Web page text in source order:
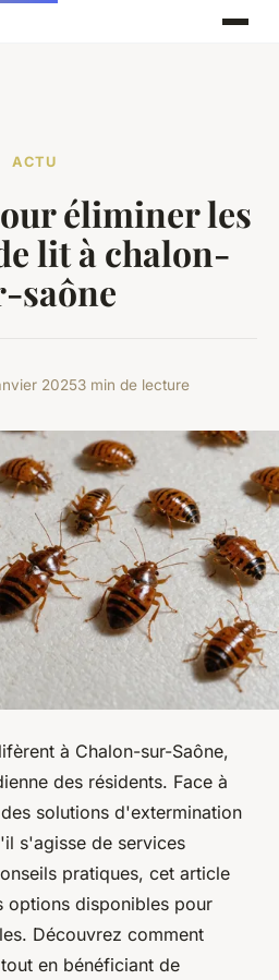
ACTU
éliminer les
lit à chalon-
saône
20253 min de lecture
à Chalon-sur-Saône,
des résidents. Face à
solutions d'extermination
s'agisse de services
pratiques, cet article
options disponibles pour
Découvrez comment
en bénéficiant de